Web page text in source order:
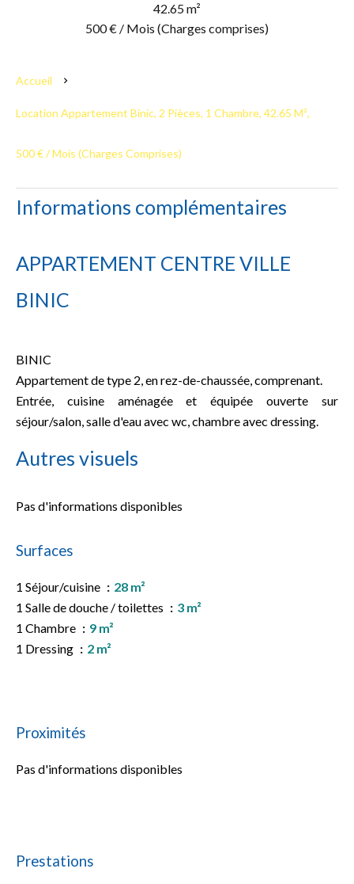
42.65 m²
500 € / Mois (Charges comprises)
Accueil
Location Appartement Binic, 2 Pièces, 1 Chambre, 42.65 M²,
500 € / Mois (Charges Comprises)
Informations complémentaires
APPARTEMENT CENTRE VILLE
BINIC
BINIC
Appartement de type 2, en rez-de-chaussée, comprenant.
Entrée, cuisine aménagée et équipée ouverte sur
séjour/salon, salle d'eau avec wc, chambre avec dressing.
Autres visuels
Pas d'informations disponibles
Surfaces
1 Séjour/cuisine
28 m²
1 Salle de douche / toilettes
3 m²
1 Chambre
9 m²
1 Dressing
2 m²
Proximités
Pas d'informations disponibles
Prestations